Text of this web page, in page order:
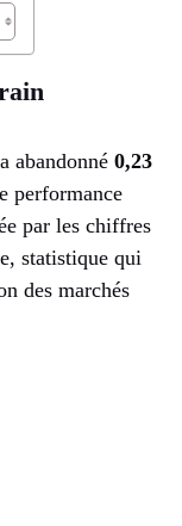
abandonné 0,23
performance
par les chiffres
statistique qui
des marchés